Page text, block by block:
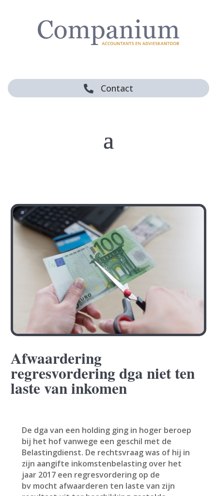
 Contact
Afwaardering
regresvordering dga niet ten
laste van inkomen
De dga van een holding ging in hoger beroep
bij het hof vanwege een geschil met de
Belastingdienst. De rechtsvraag was of hij in
zijn aangifte inkomstenbelasting over het
jaar 2017 een regresvordering op de
bv mocht afwaarderen ten laste van zijn